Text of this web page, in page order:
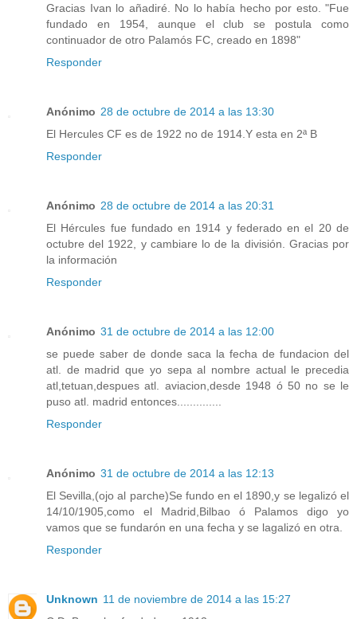
Gracias Ivan lo añadiré. No lo había hecho por esto. "Fue
fundado en 1954, aunque el club se postula como
continuador de otro Palamós FC, creado en 1898"
Responder
Anónimo 28 de octubre de 2014 a las 13:30
El Hercules CF es de 1922 no de 1914.Y esta en 2ª B
Responder
Anónimo 28 de octubre de 2014 a las 20:31
El Hércules fue fundado en 1914 y federado en el 20 de
octubre del 1922, y cambiare lo de la división. Gracias por
la información
Responder
Anónimo 31 de octubre de 2014 a las 12:00
se puede saber de donde saca la fecha de fundacion del
atl. de madrid que yo sepa al nombre actual le precedia
atl,tetuan,despues atl. aviacion,desde 1948 ó 50 no se le
puso atl. madrid entonces..............
Responder
Anónimo 31 de octubre de 2014 a las 12:13
El Sevilla,(ojo al parche)Se fundo en el 1890,y se legalizó el
14/10/1905,como el Madrid,Bilbao ó Palamos digo yo
vamos que se fundarón en una fecha y se lagalizó en otra.
Responder
Unknown 11 de noviembre de 2014 a las 15:27